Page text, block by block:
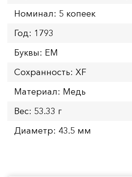
Номинал: 5 копеек
Год: 1793
Буквы: ЕМ
Сохранность: XF
Материал: Медь
Вес: 53.33 г
Диаметр: 43.5 мм